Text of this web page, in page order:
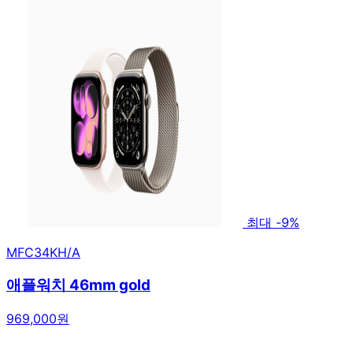
최대 -9%
MFC34KH/A
애플워치 46mm gold
969,000원